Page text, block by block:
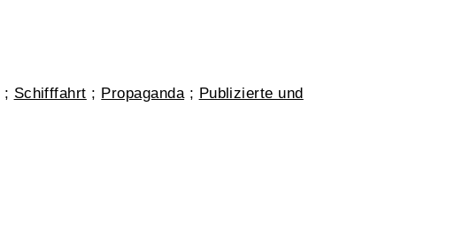
; Schifffahrt ; Propaganda; Publizierte und